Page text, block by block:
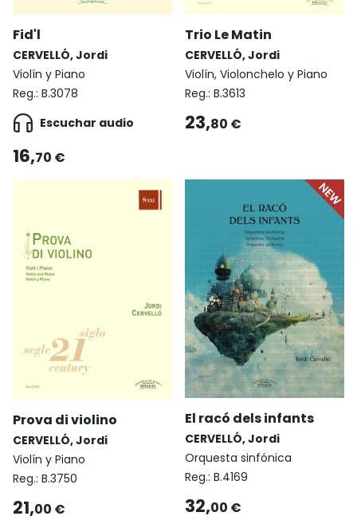
Fid'l
CERVELLÓ, Jordi
Violín y Piano
Reg.: B.3078
Escuchar audio
16,70 €
Trio Le Matin
CERVELLÓ, Jordi
Violín, Violonchelo y Piano
Reg.: B.3613
23,80 €
Prova di violino
CERVELLÓ, Jordi
Violín y Piano
Reg.: B.3750
21,00 €
El racó dels infants
CERVELLÓ, Jordi
Orquesta sinfónica
Reg.: B.4169
32,00 €